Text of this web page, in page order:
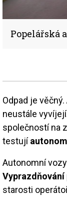
Popelářská
Odpad je
neustále
společností na
testují
Autonomní
starosti